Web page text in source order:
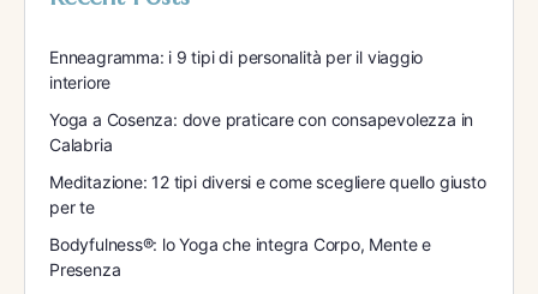
Enneagramma: i 9 tipi di personalità per il viaggio
interiore
Yoga a Cosenza: dove praticare con consapevolezza in
Calabria
Meditazione: 12 tipi diversi e come scegliere quello giusto
per te
Bodyfulness®: lo Yoga che integra Corpo, Mente e
Presenza